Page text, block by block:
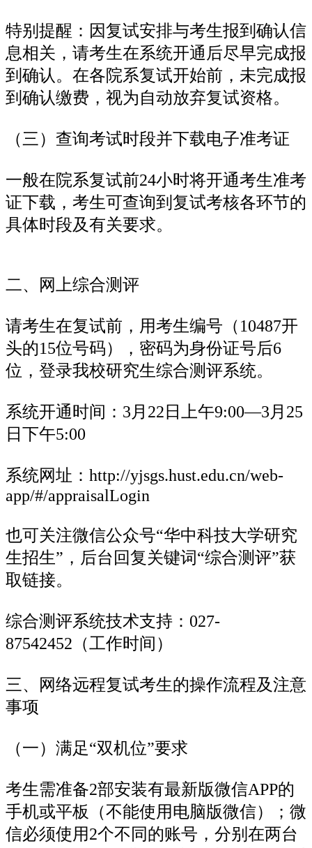
特别提醒：因复试安排与考生报到确认信
息相关，请考生在系统开通后尽早完成报
到确认。在各院系复试开始前，未完成报
到确认缴费，视为自动放弃复试资格。
（三）查询考试时段并下载电子准考证
一般在院系复试前24小时将开通考生准考
证下载，考生可查询到复试考核各环节的
具体时段及有关要求。
二、网上综合测评
请考生在复试前，用考生编号（10487开
头的15位号码），密码为身份证号后6
位，登录我校研究生综合测评系统。
系统开通时间：3月22日上午9:00—3月25
日下午5:00
系统网址：http://yjsgs.hust.edu.cn/web-
app/#/appraisalLogin
也可关注微信公众号“华中科技大学研究
生招生”，后台回复关键词“综合测评”获
取链接。
综合测评系统技术支持：027-
87542452（工作时间）
三、网络远程复试考生的操作流程及注意
事项
（一）满足“双机位”要求
考生需准备2部安装有最新版微信APP的
手机或平板（不能使用电脑版微信）；微
信必须使用2个不同的账号，分别在两台